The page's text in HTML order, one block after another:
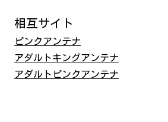
相互サイト
ピンクアンテナ
アダルトキングアンテナ
アダルトピンクアンテナ